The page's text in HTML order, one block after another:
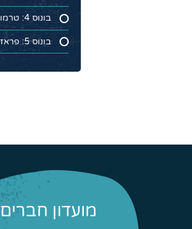
בונוס 4: טרמולו פיקינג
בונוס 5: פראזת סילסולים ב Em
מועדון חברים